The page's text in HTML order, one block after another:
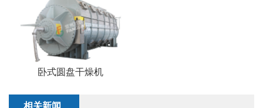
卧式圆盘干燥机
相关新闻